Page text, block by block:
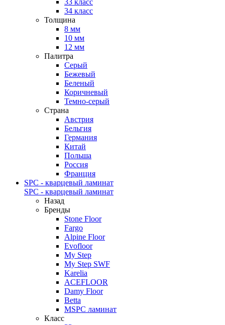
33 класс
34 класс
Толщина
8 мм
10 мм
12 мм
Палитра
Серый
Бежевый
Беленый
Коричневый
Темно-серый
Страна
Австрия
Бельгия
Германия
Китай
Польша
Россия
Франция
SPC - кварцевый ламинат
SPC - кварцевый ламинат
Назад
Бренды
Stone Floor
Fargo
Alpine Floor
Evofloor
My Step
My Step SWF
Karelia
ACEFLOOR
Damy Floor
Betta
MSPC ламинат
Класс